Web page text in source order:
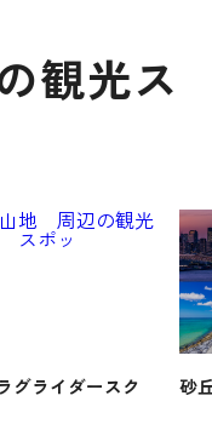
観光ス
グライダースク
砂